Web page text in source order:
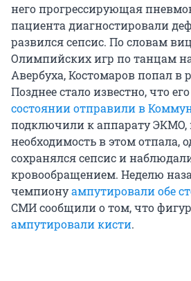
него прогрессирующая
пациента диагностировали
развился сепсис. По словам
Олимпийских игр по танцам
Авербуха, Костомаров попал в
Позднее стало известно, что его
состоянии отправили в
подключили к аппарату ЭКМО,
необходимость в этом отпала,
сохранялся сепсис и
кровообращением. Неделю
чемпионуампутировали обе
СМИ сообщили о том, что
ампутировали кисти.